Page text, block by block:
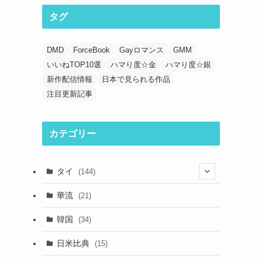
タグ
DMD ForceBook Gayロマンス
GMM
いいねTOP10選
ハマり度☆金
ハマり度☆銀
新作配信情報
日本で見られる作品
注目更新記事
カテゴリー
タイ (144)
華流 (21)
韓国 (34)
日米比典 (15)